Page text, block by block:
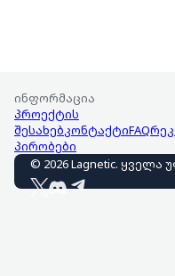
ინფორმაცია
პროექტის
შესახებკონტაქტიFAQ
პირობები
© 2026Lagnetic. ყველა